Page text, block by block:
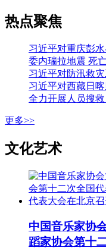
热点聚焦
委内瑞拉地震 死
更多>>
文化艺术
中国音乐家协
蹈家协会第十